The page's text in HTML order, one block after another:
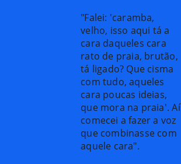
"Falei: 'caramba,
velho, isso aqui tá a
cara daqueles cara
rato de praia, brutão,
tá ligado? Que cisma
com tudo, aqueles
cara poucas ideias,
que mora na praia'. Aí
comecei a fazer a voz
que combinasse com
aquele cara".